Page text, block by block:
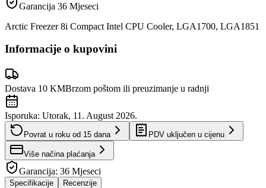
Garancija 36 Mjeseci
Arctic Freezer 8i Compact Intel CPU Cooler, LGA1700, LGA1851
Informacije o kupovini
Dostava 10 KMBrzom poštom ili preuzimanje u radnji
Isporuka: Utorak, 11. August 2026.
Povrat u roku od 15 dana PDV uključen u cijenu
Više načina plaćanja
Garancija: 36 Mjeseci
Specifikacije Recenzije